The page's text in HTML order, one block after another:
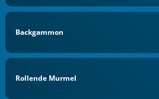
Backgammon
Rollende Murmel